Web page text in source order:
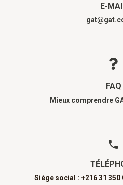
E-
FAQ
Mieux comprendre
Siège social : +216 31 350